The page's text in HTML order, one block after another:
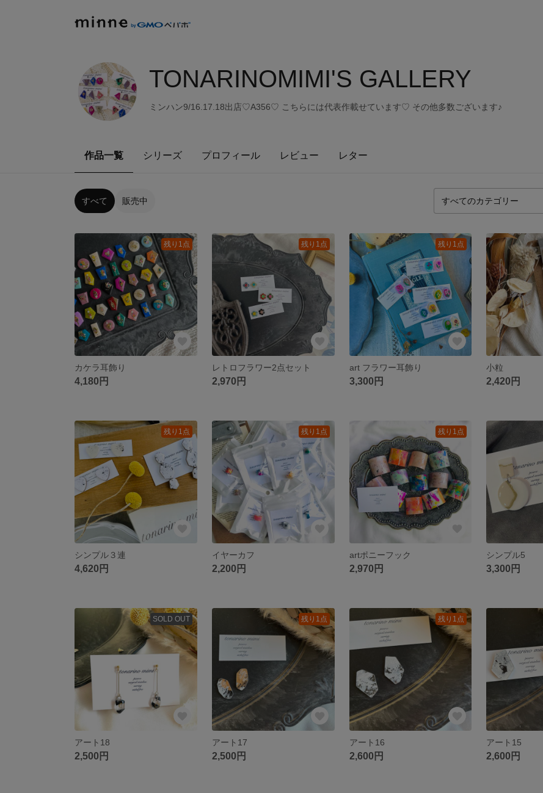
TONARINOMIMI'S GALLERY
ミンハン9/16.17.18出店♡A356♡ こちらには代表作載せています♡ その他多数ございます♪
作品一覧 シリーズ プロフィール レビュー レター
すべて 販売中
残り1点
カケラ耳飾り
4,180円
残り1点
レトロフラワー2点セット
2,970円
残り1点
art フラワー耳飾り
3,300円
小粒
2,420円
残り1点
シンプル３連
4,620円
残り1点
イヤーカフ
2,200円
残り1点
artポニーフック
2,970円
シンプル5
3,300円
SOLD OUT
アート18
2,500円
残り1点
アート17
2,500円
残り1点
アート16
2,600円
アート15
2,600円